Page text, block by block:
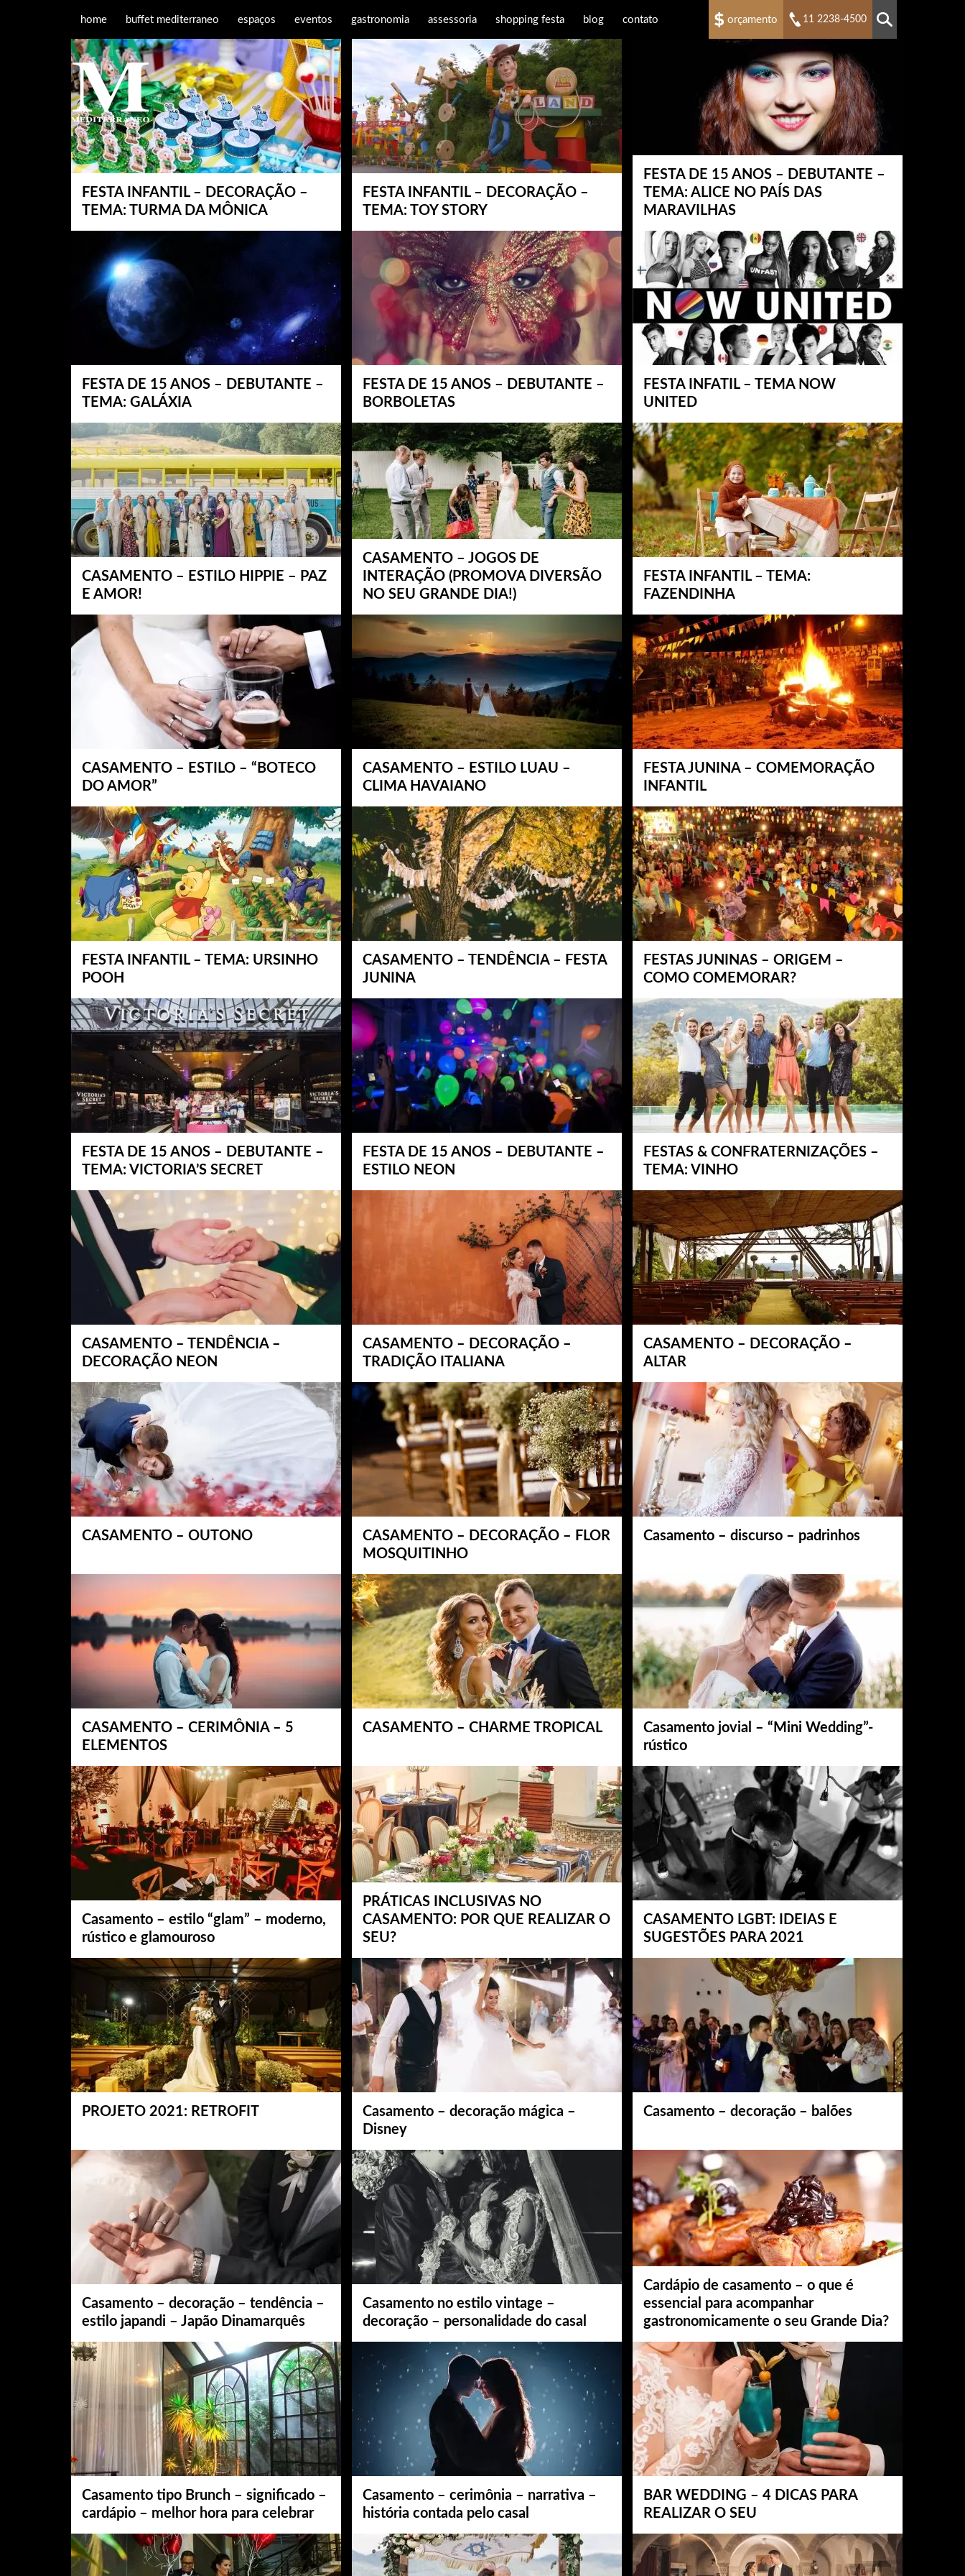
home buffet mediterraneo espaços eventos gastronomia assessoria shopping festa blog contato orçamento 11 2238-4500
FESTA INFANTIL – DECORAÇÃO –
TEMA: TURMA DA MÔNICA
FESTA INFANTIL – DECORAÇÃO –
TEMA: TOY STORY
FESTA DE 15 ANOS – DEBUTANTE –
TEMA: ALICE NO PAÍS DAS
MARAVILHAS
FESTA DE 15 ANOS – DEBUTANTE –
TEMA: GALÁXIA
FESTA DE 15 ANOS – DEBUTANTE –
BORBOLETAS
FESTA INFATIL – TEMA NOW
UNITED
CASAMENTO – ESTILO HIPPIE – PAZ
E AMOR!
CASAMENTO – JOGOS DE
INTERAÇÃO (PROMOVA DIVERSÃO
NO SEU GRANDE DIA!)
FESTA INFANTIL – TEMA:
FAZENDINHA
CASAMENTO – ESTILO – “BOTECO
DO AMOR”
CASAMENTO – ESTILO LUAU –
CLIMA HAVAIANO
FESTA JUNINA – COMEMORAÇÃO
INFANTIL
FESTA INFANTIL – TEMA: URSINHO
POOH
CASAMENTO – TENDÊNCIA – FESTA
JUNINA
FESTAS JUNINAS – ORIGEM –
COMO COMEMORAR?
FESTA DE 15 ANOS – DEBUTANTE –
TEMA: VICTORIA’S SECRET
FESTA DE 15 ANOS – DEBUTANTE –
ESTILO NEON
FESTAS & CONFRATERNIZAÇÕES –
TEMA: VINHO
CASAMENTO – TENDÊNCIA –
DECORAÇÃO NEON
CASAMENTO – DECORAÇÃO –
TRADIÇÃO ITALIANA
CASAMENTO – DECORAÇÃO –
ALTAR
CASAMENTO – OUTONO
CASAMENTO – DECORAÇÃO – FLOR
MOSQUITINHO
Casamento – discurso – padrinhos
CASAMENTO – CERIMÔNIA – 5
ELEMENTOS
CASAMENTO – CHARME TROPICAL
Casamento jovial – “Mini Wedding”-
rústico
Casamento – estilo “glam” – moderno,
rústico e glamouroso
PRÁTICAS INCLUSIVAS NO
CASAMENTO: POR QUE REALIZAR O
SEU?
CASAMENTO LGBT: IDEIAS E
SUGESTÕES PARA 2021
PROJETO 2021: RETROFIT
Casamento – decoração mágica –
Disney
Casamento – decoração – balões
Casamento – decoração – tendência –
estilo japandi – Japão Dinamarquês
Casamento no estilo vintage –
decoração – personalidade do casal
Cardápio de casamento – o que é
essencial para acompanhar
gastronomicamente o seu Grande Dia?
Casamento tipo Brunch – significado –
cardápio – melhor hora para celebrar
Casamento – cerimônia – narrativa –
história contada pelo casal
BAR WEDDING – 4 DICAS PARA
REALIZAR O SEU